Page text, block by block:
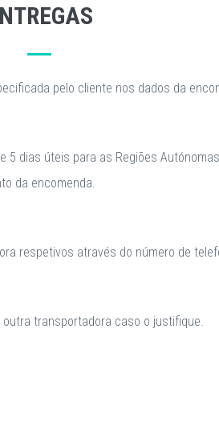
pelo cliente nos dados da
5 dias úteis para as Regiões
da encomenda.
respetivos através do número de
outra transportadora caso o justifique.